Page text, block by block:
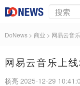
DoNews > 商业 > 网易云音
网易云音乐上
杨亮 2025-12-29